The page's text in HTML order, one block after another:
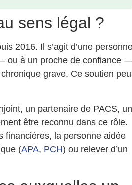
sens légal ?
2016. Il s’agit d’une
ou à un proche de confiance
grave. Ce soutien
un partenaire de PACS, un
être reconnu dans ce rôle.
financières, la personne aidée
(APA, PCH) ou relever d’un